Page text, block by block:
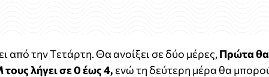
από την Τετάρτη. Θα ανοίξει σε δύο μέρες, Πρώτα θα
λήγει σε 0 έως 4, ενώ τη δεύτερη μέρα θα